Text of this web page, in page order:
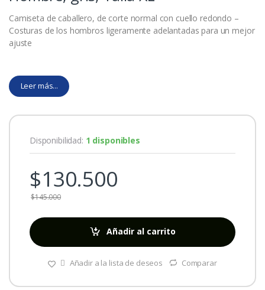
Camiseta de caballero, de corte normal con cuello redondo –
Costuras de los hombros ligeramente adelantadas para un mejor
ajuste
Leer más...
Disponibilidad: 1 disponibles
$130.500
$145.000
Añadir al carrito
Añadir a la lista de deseos Comparar